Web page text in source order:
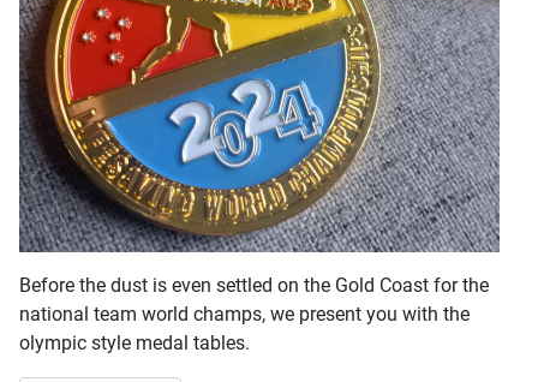
Before the dust is even settled on the Gold Coast for the
national team world champs, we present you with the
olympic style medal tables.